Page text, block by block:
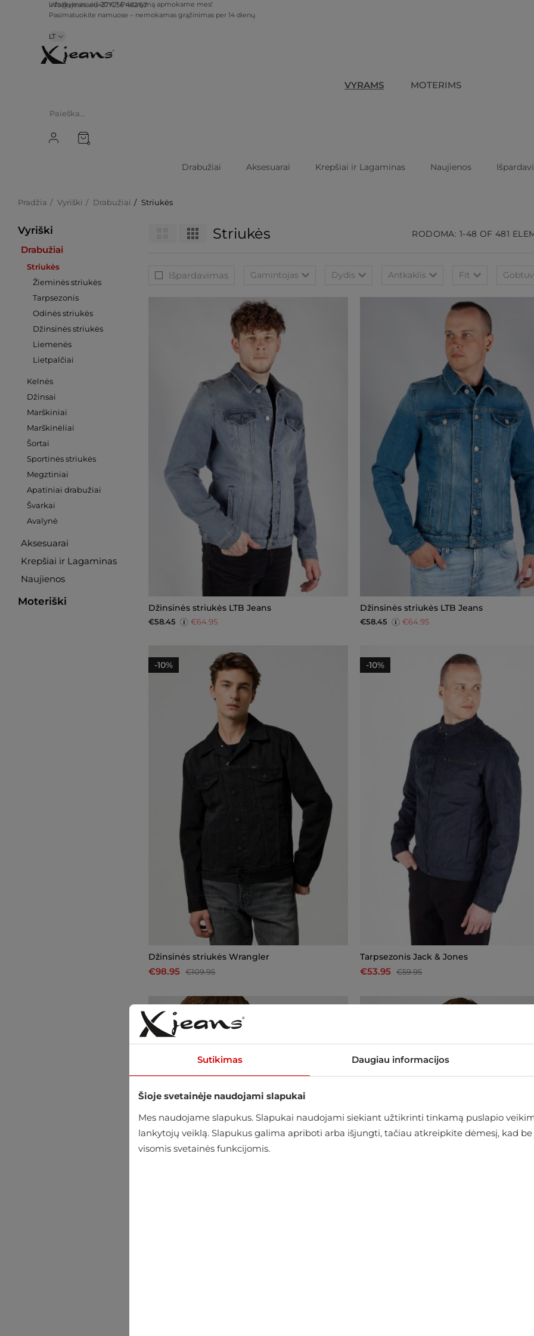
info@xjeans.eu+371 256 462 62
Užsakymas virš 20 €? Pristatymą apmokame mes!
LT
VYRAMS MOTERIMS
0
Drabužiai Aksesuarai Krepšiai ir Lagaminas Naujienos
Pradžia Vyriški Drabužiai Striukės
Vyriški
Drabužiai
Striukės
Žieminės striukės
Tarpsezonis
Odinės striukės
Džinsinės striukės
Liemenės
Lietpalčiai
Kelnės
Džinsai
Marškiniai
Marškinėliai
Šortai
Sportinės striukės
Megztiniai
Apatiniai drabužiai
Švarkai
Avalynė
Aksesuarai
Krepšiai ir Lagaminas
Naujienos
Moteriški
Striukės RODOMA: 1-48 OF 481
Išpardavimas Gamintojas Dydis Antkaklis Fit
Džinsinės striukės LTB Jeans
€58.45 €64.95
Džinsinės striukės LTB Jeans
€58.45 €64.95
-10%
Džinsinės striukės Wrangler
€98.95 €109.95
-10%
Tarpsezonis Jack & Jones
€53.95 €59.95
-10%
Sutikimas Daugiau informacijos
Šioje svetainėje naudojami slapukai
Mes naudojame slapukus. Slapukai naudojami siekiant užtikrinti tinkamą puslapio
lankytojų veiklą. Slapukus galima apriboti arba išjungti, tačiau atkreipkite dėmesį, kad
visomis svetainės funkcijomis.